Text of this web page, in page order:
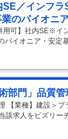
／インフ
のパイオニ
用可】社内SE※イ
パイオニア・安定
◆SI系の方も歓迎
【具体的な仕事内
来的にPM・PLを
務内容 インフラ
関連業務、インシ
ろからお任せい
おりますが、他の
部門」品質
【業種】建設＞
該求人をビズリー
職務内容 当部門は
指し、不適合防止